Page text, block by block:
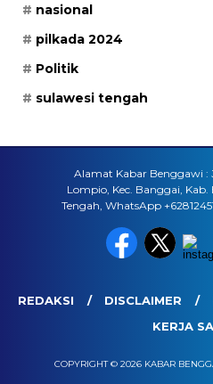
nasional
pilkada 2024
Politik
sulawesi tengah
Alamat Kabar Benggawi :
Lompio, Kec. Banggai,
Tengah, WhatsApp
REDAKSI DISCLAIMER
KERJA
COPYRIGHT © 2026 KABAR